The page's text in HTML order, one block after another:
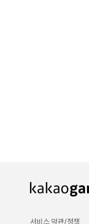
서비스 약관/정책